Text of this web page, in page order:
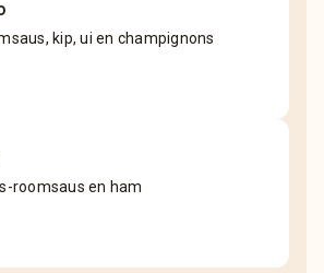
kip, ui en champignons
roomsaus en ham